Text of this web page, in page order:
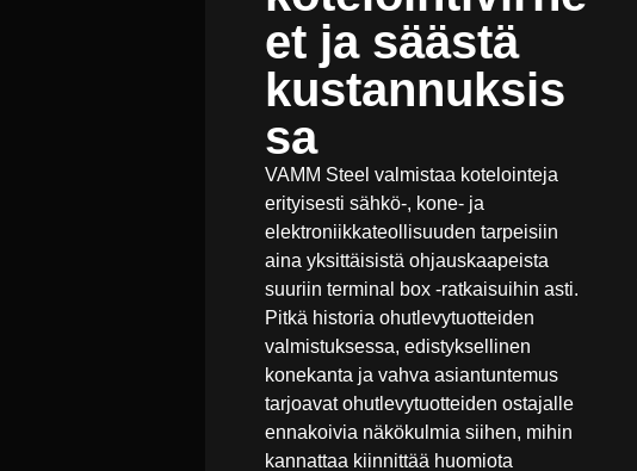
et ja säästä
kustannuksis
sa
VAMM Steel valmistaa kotelointeja
erityisesti sähkö-, kone- ja
elektroniikkateollisuuden tarpeisiin
aina yksittäisistä ohjauskaapeista
suuriin terminal box -ratkaisuihin asti.
Pitkä historia ohutlevytuotteiden
valmistuksessa, edistyksellinen
konekanta ja vahva asiantuntemus
tarjoavat ohutlevytuotteiden ostajalle
ennakoivia näkökulmia siihen, mihin
kannattaa kiinnittää huomiota